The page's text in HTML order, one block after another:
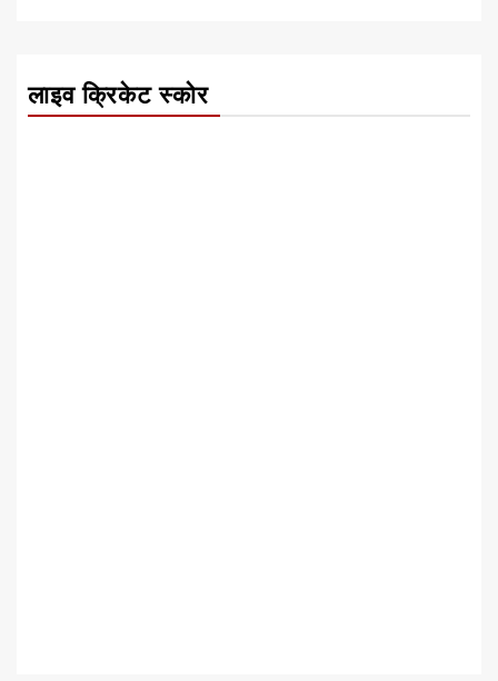
लाइव क्रिकेट स्कोर